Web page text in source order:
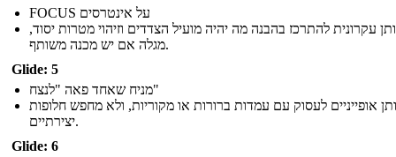
FOCUS על אינטרסים
עקרונית להתרכז בהבנה מה יהיה מועיל הצדדים וזיהוי מטרות יסוד,
מגלה אם יש מכנה משותף.
Glide: 5
מניח שאחד פאה "לנצח"
אופייניים לעסוק עם עמדות ברורות או מקוריות, ולא מחפש חלופות
יצירתיים.
Glide: 6